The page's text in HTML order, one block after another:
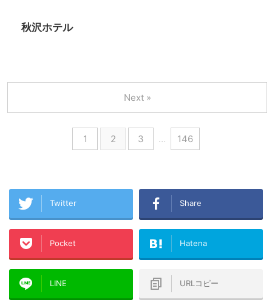
秋沢ホテル
1 2 3 … 146
Next »
Twitter Share
Pocket Hatena
LINE URLコピー